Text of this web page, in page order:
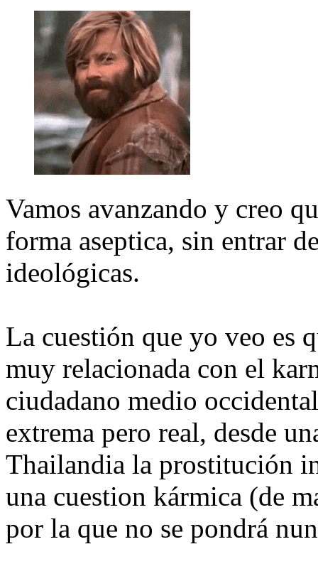
Vamos avanzando y creo
forma aseptica, sin entrar
ideológicas.
La cuestión que yo veo es
muy relacionada con el
ciudadano medio
extrema pero real, desde
Thailandia la prostitución
una cuestion kármica (de
por la que no se pondrá